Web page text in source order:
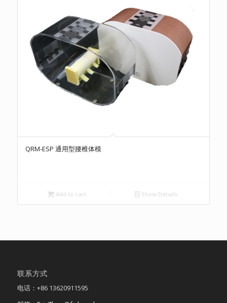
QRM-ESP 通用型腰椎体模
Add to cart Show Details
联系方式
电话：+86 13620911595